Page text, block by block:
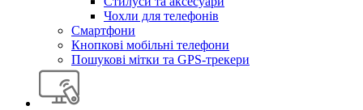
Чохли для телефонів
Смартфони
Кнопкові мобільні телефони
Пошукові мітки та GPS-трекери